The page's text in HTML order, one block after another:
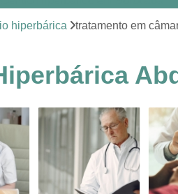
Clínica de Hiperbárica
Clínica
Clínica Hiperbárica
Clínica Oxigenoterapia
Oxigenação Hiperbárica
Oxigenação Hiperbárica
Oxigenação
hiperbárica tratamento em